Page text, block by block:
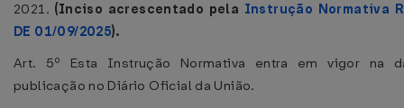
2021. (Inciso acrescentado pela Instrução Normativa
DE 01/09/2025).
Art. 5º Esta Instrução Normativa entra em vigor na
publicação no Diário Oficial da União.